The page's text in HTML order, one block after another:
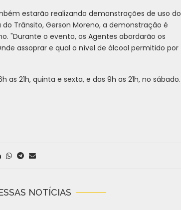
estarão realizando demonstrações de uso do
Trânsito, Gerson Moreno, a demonstração é
"Durante o evento, os Agentes abordarão os
assoprar e qual o nível de álcool permitido por
as 21h, quinta e sexta, e das 9h as 21h, no sábado.
NOTÍCIAS